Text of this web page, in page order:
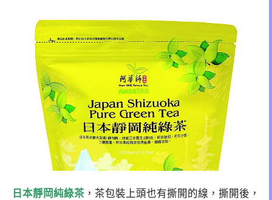
日本靜岡純綠茶 ，茶包裝上頭也有撕開的線，撕開後，